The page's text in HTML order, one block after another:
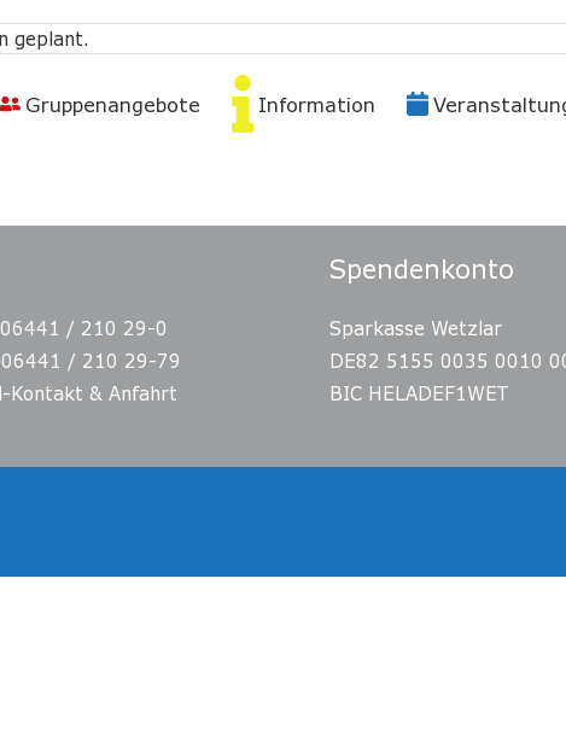
geplant.
Gruppenangebote Information
/ 210 29-0
/ 210 29-79
Kontakt & Anfahrt
Spendenkonto
Sparkasse Wetzlar
DE82 5155 0035 0010
BIC HELADEF1WET